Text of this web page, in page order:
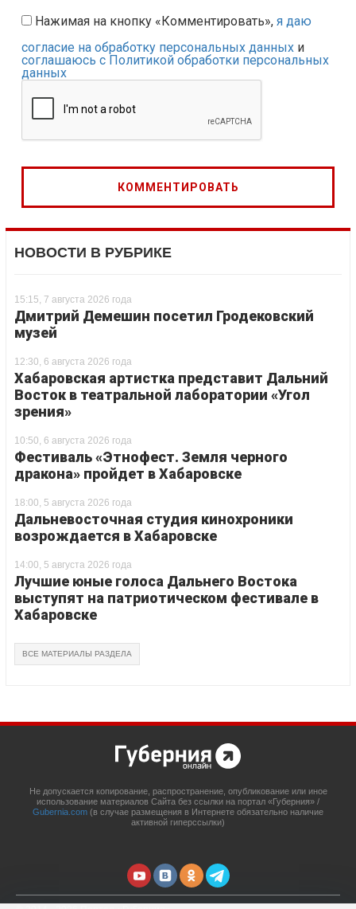
Нажимая на кнопку «Комментировать», я даю
согласие на обработку персональных данных и
соглашаюсь с Политикой обработки персональных
данных
НОВОСТИ В РУБРИКЕ
15:15, 7 августа 2026 года
Дмитрий Демешин посетил Гродековский
музей
12:30, 6 августа 2026 года
Хабаровская артистка представит Дальний
Восток в театральной лаборатории «Угол
зрения»
10:50, 6 августа 2026 года
Фестиваль «Этнофест. Земля черного
дракона» пройдет в Хабаровске
18:00, 5 августа 2026 года
Дальневосточная студия кинохроники
возрождается в Хабаровске
14:00, 5 августа 2026 года
Лучшие юные голоса Дальнего Востока
выступят на патриотическом фестивале в
Хабаровске
ВСЕ МАТЕРИАЛЫ РАЗДЕЛА
Не допускается копирование, распространение, опубликование или иное
использование материалов Сайта без ссылки на портал «Губерния» /
Gubernia.com (в случае размещения в Интернете обязательно наличие
активной гиперссылки)